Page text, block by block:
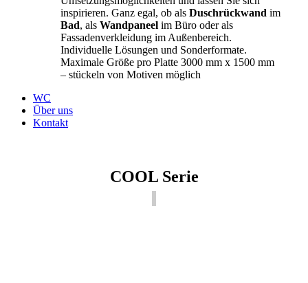
inspirieren. Ganz egal, ob als Duschrückwand im
Bad, als Wandpaneel im Büro oder als
Fassadenverkleidung im Außenbereich.
Individuelle Lösungen und Sonderformate.
Maximale Größe pro Platte 3000 mm x 1500 mm
– stückeln von Motiven möglich
WC
Über uns
Kontakt
COOL Serie